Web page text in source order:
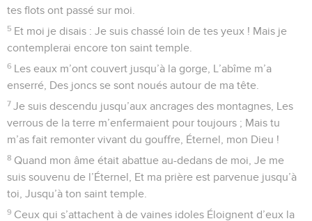
tes flots ont passé sur moi.
5 Et moi je disais : Je suis chassé loin de tes yeux ! Mais je
contemplerai encore ton saint temple.
6 Les eaux m’ont couvert jusqu’à la gorge, L’abîme m’a
enserré, Des joncs se sont noués autour de ma tête.
7 Je suis descendu jusqu’aux ancrages des montagnes, Les
verrous de la terre m’enfermaient pour toujours ; Mais tu
m’as fait remonter vivant du gouffre, Éternel, mon Dieu !
8 Quand mon âme était abattue au-dedans de moi, Je me
suis souvenu de l’Éternel, Et ma prière est parvenue jusqu’à
toi, Jusqu’à ton saint temple.
9 Ceux qui s’attachent à de vaines idoles Éloignent d’eux la